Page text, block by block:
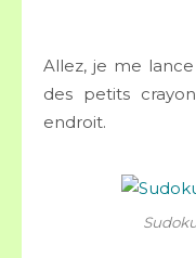
Allez, je me
des petits
endroit.